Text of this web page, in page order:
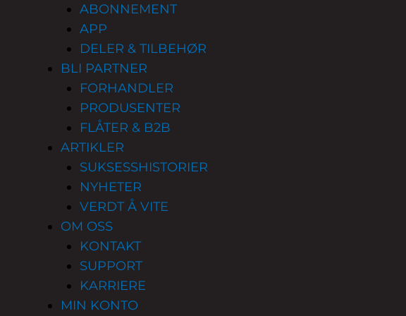
ABONNEMENT
APP
DELER & TILBEHØR
BLI PARTNER
FORHANDLER
PRODUSENTER
FLÅTER & B2B
ARTIKLER
SUKSESSHISTORIER
NYHETER
VERDT Å VITE
OM OSS
KONTAKT
SUPPORT
KARRIERE
MIN KONTO